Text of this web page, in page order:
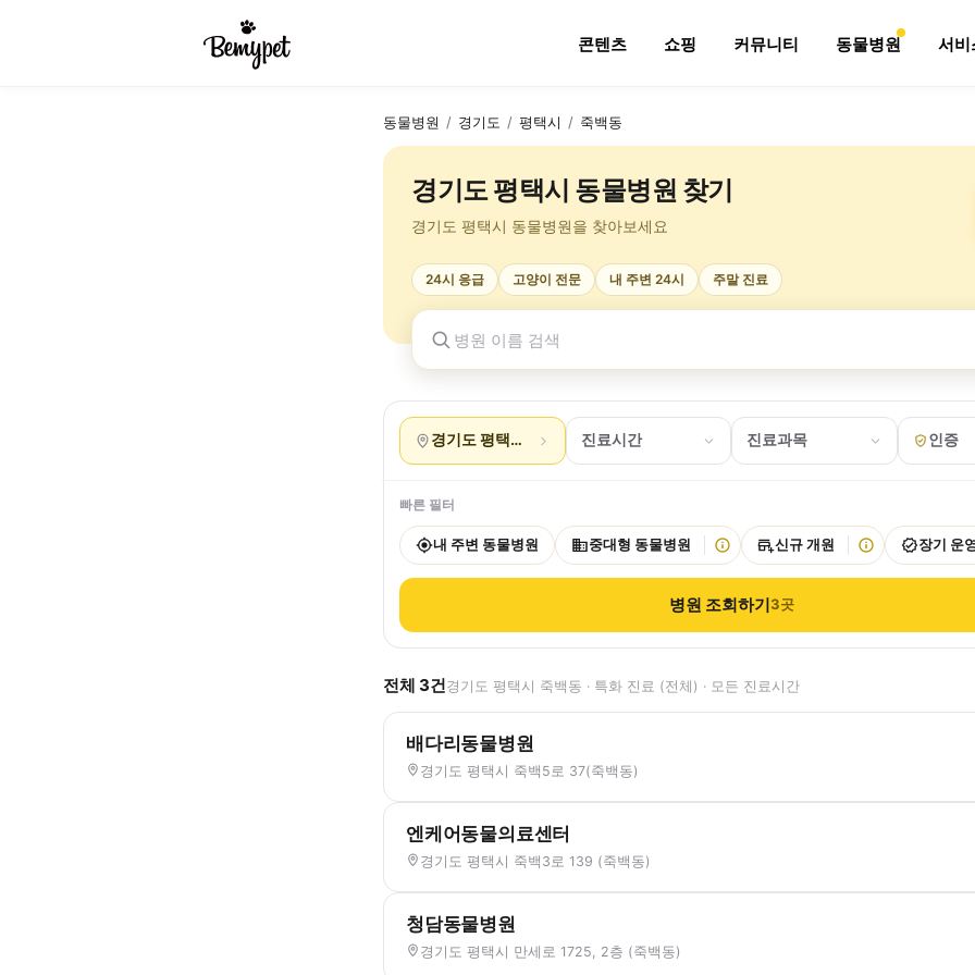
콘텐츠 쇼핑 커뮤니티 동물병원 서비
동물병원 / 경기도 / 평택시 / 죽백동
경기도 평택시 동물병원 찾기
경기도 평택시 동물병원을 찾아보세요
24시 응급 고양이 전문 내 주변 24시 주말 진료
경기도 평택시 죽백동 진료시간 진료과목 인증
빠른 필터
내 주변 동물병원 중대형 동물병원 신규 개원 장기 운
병원 조회하기3곳
전체 3건경기도 평택시 죽백동 · 특화 진료 (전체) · 모든 진료시간
배다리동물병원
경기도 평택시 죽백5로 37(죽백동)
엔케어동물의료센터
경기도 평택시 죽백3로 139 (죽백동)
청담동물병원
경기도 평택시 만세로 1725, 2층 (죽백동)